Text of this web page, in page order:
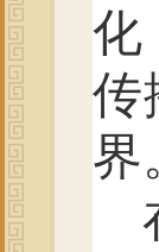
化
传
界